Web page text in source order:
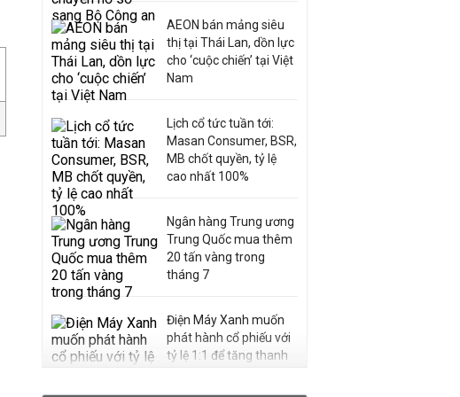
AEON bán mảng siêu
thị tại Thái Lan, dồn lực
cho ‘cuộc chiến’ tại Việt
Nam
Lịch cổ tức tuần tới:
Masan Consumer, BSR,
MB chốt quyền, tỷ lệ
cao nhất 100%
Ngân hàng Trung ương
Trung Quốc mua thêm
20 tấn vàng trong
tháng 7
Điện Máy Xanh muốn
phát hành cổ phiếu với
tỷ lệ 1:1 để tăng thanh